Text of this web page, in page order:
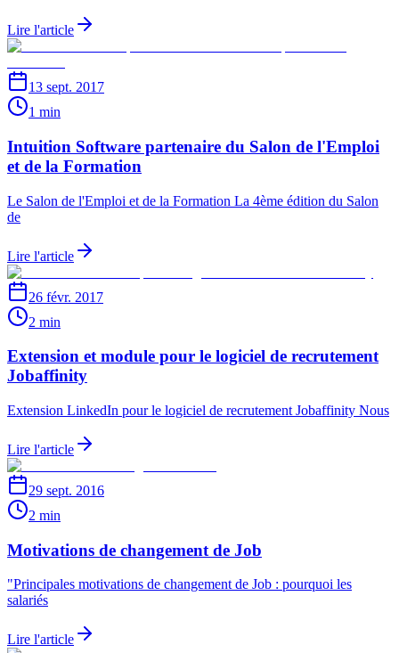
Lire l'article
13 sept. 2017
1 min
Intuition Software partenaire du Salon de l'Emploi
et de la Formation
Le Salon de l'Emploi et de la Formation La 4ème édition du Salon
de
Lire l'article
26 févr. 2017
2 min
Extension et module pour le logiciel de recrutement
Jobaffinity
Extension LinkedIn pour le logiciel de recrutement Jobaffinity Nous
Lire l'article
29 sept. 2016
2 min
Motivations de changement de Job
"Principales motivations de changement de Job : pourquoi les
salariés
Lire l'article